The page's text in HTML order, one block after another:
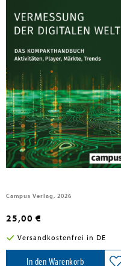
Andree, Martin
Vermessung der digitalen Welt
Campus Verlag, 2026
25,00 €
Versandkostenfrei in DE
In den Warenkorb